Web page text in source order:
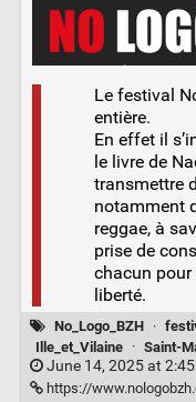
Le festival
entière.
En effet il
le livre de
transmettre
notamment
reggae, à
prise de
chacun pour
liberté.
No_Logo_BZH ·
Ille_et_Vilaine
· Saint-
June 14, 2025 at
https://